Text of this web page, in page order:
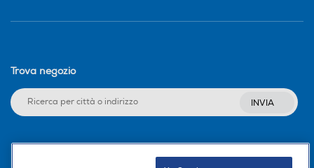
Trova negozio
INVIA